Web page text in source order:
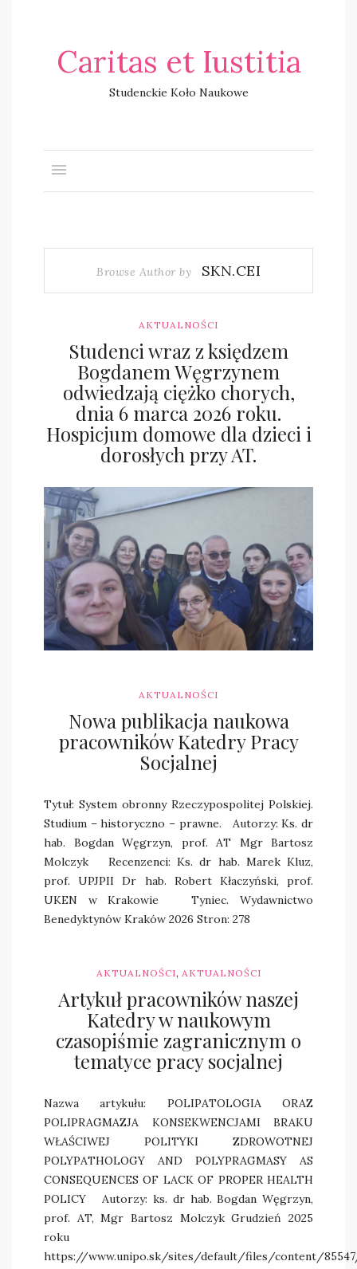
Caritas et Iustitia
Studenckie Koło Naukowe
Browse Author by SKN.CEI
AKTUALNOŚCI
Studenci wraz z księdzem
Bogdanem Węgrzynem
odwiedzają ciężko chorych,
dnia 6 marca 2026 roku.
Hospicjum domowe dla dzieci i
dorosłych przy AT.
skn.cei
AKTUALNOŚCI
Nowa publikacja naukowa
pracowników Katedry Pracy
Socjalnej
Tytuł: System obronny Rzeczypospolitej Polskiej.
Studium – historyczno – prawne. Autorzy: Ks. dr
hab. Bogdan Węgrzyn, prof. AT Mgr Bartosz
Molczyk Recenzenci: Ks. dr hab. Marek Kluz,
prof. UPJPII Dr hab. Robert Kłaczyński, prof.
UKEN w Krakowie Tyniec. Wydawnictwo
Benedyktynów Kraków 2026 Stron: 278
AKTUALNOŚCI, AKTUALNOŚCI
Artykuł pracowników naszej
Katedry w naukowym
czasopiśmie zagranicznym o
tematyce pracy socjalnej
Nazwa artykułu: POLIPATOLOGIA ORAZ
POLIPRAGMAZJA KONSEKWENCJAMI BRAKU
WŁAŚCIWEJ POLITYKI ZDROWOTNEJ
POLYPATHOLOGY AND POLYPRAGMASY AS
CONSEQUENCES OF LACK OF PROPER HEALTH
POLICY Autorzy: ks. dr hab. Bogdan Węgrzyn,
prof. AT, Mgr Bartosz Molczyk Grudzień 2025
roku
https://www.unipo.sk/sites/default/files/content/85547/